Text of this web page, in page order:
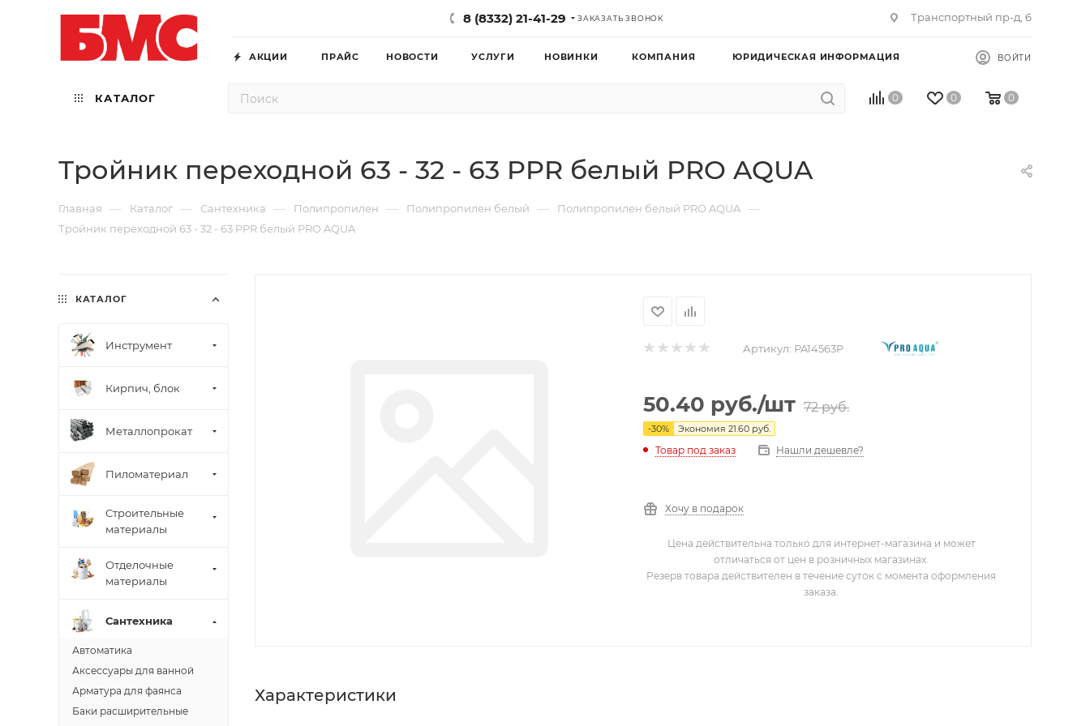
8 (8332) 21-41-29 ЗАКАЗАТЬ ЗВОНОК Транспортный пр-д, 6
АКЦИИ ПРАЙС НОВОСТИ УСЛУГИ НОВИНКИ КОМПАНИЯ ЮРИДИЧЕСКАЯ ИНФОРМАЦИЯ ВОЙТИ
КАТАЛОГ 0 0 0
Тройник переходной 63 - 32 - 63 PPR белый PRO AQUA
Главная — Каталог — Сантехника — Полипропилен — Полипропилен белый — Полипропилен белый PRO AQUA —
Тройник переходной 63 - 32 - 63 PPR белый PRO AQUA
Артикул: PA14563P
50.40 руб./шт 72руб.
-30% Экономия 21.60 руб.
Товар под заказ Нашли дешевле?
Хочу в подарок
Цена действительна только для интернет-магазина и может
отличаться от цен в розничных магазинах.
Резерв товара действителен в течение суток с момента оформления
заказа.
Характеристики
КАТАЛОГ
Инструмент
Кирпич, блок
Металлопрокат
Пиломатериал
Строительные
материалы
Отделочные
материалы
Сантехника
Автоматика
Аксессуары для ванной
Арматура для фаянса
Баки расширительные